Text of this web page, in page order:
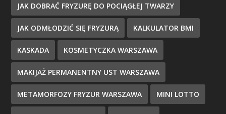
JAK DOBRAĆ FRYZURĘ DO POCIĄGŁEJ TWARZY
JAK ODMŁODZIĆ SIĘ FRYZURĄ KALKULATOR BMI
KASKADA KOSMETYCZKA WARSZAWA
MAKIJAŻ PERMANENTNY UST WARSZAWA
METAMORFOZY FRYZUR WARSZAWA MINI LOTTO